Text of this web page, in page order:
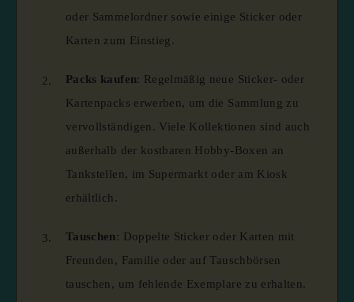
oder Sammelordner sowie einige Sticker oder
Karten zum Einstieg.
Packs kaufen: Regelmäßig neue Sticker- oder
Kartenpacks erwerben, um die Sammlung zu
vervollständigen. Viele Kollektionen sind auch
außerhalb der kostbaren Hobby-Boxen an
Tankstellen, im Supermarkt oder am Kiosk
erhältlich.
Tauschen: Doppelte Sticker oder Karten mit
Freunden, Familie oder auf Tauschbörsen
tauschen, um fehlende Exemplare zu erhalten.